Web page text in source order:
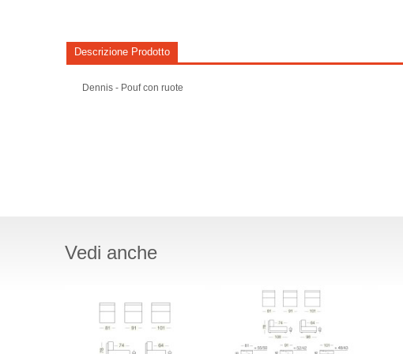
Descrizione Prodotto
Dennis - Pouf con ruote
Vedi anche